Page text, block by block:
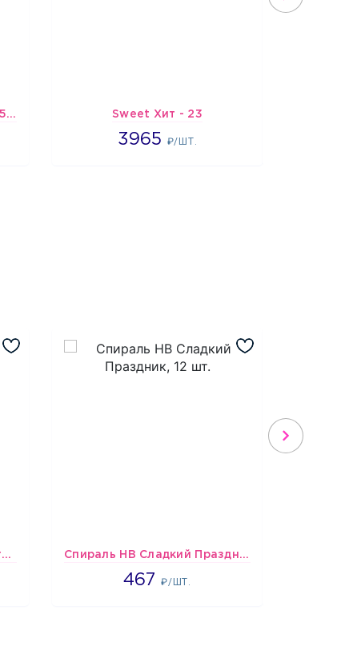
Шарик-открытка "Звезда 45 см" №1 Sweet Хит - 23
3965 ₽/ШТ.
3965
шары Бело-розово-фиолетово-бордово-золотые металлик Спираль HB Сладкий Праздник, 12 шт.
467₽/ШТ.
467